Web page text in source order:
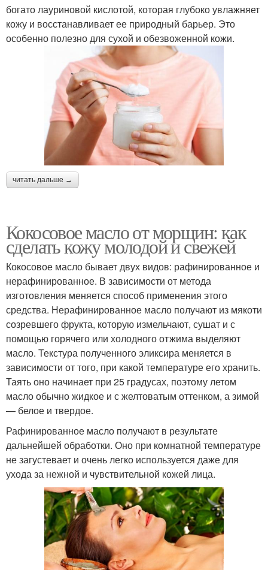
богато лауриновой кислотой, которая глубоко увлажняет
кожу и восстанавливает ее природный барьер. Это
особенно полезно для сухой и обезвоженной кожи.
читать дальше →
Кокосовое масло от морщин: как
сделать кожу молодой и свежей
Кокосовое масло бывает двух видов: рафинированное и
нерафинированное. В зависимости от метода
изготовления меняется способ применения этого
средства. Нерафинированное масло получают из мякоти
созревшего фрукта, которую измельчают, сушат и с
помощью горячего или холодного отжима выделяют
масло. Текстура полученного эликсира меняется в
зависимости от того, при какой температуре его хранить.
Таять оно начинает при 25 градусах, поэтому летом
масло обычно жидкое и с желтоватым оттенком, а зимой
— белое и твердое.
Рафинированное масло получают в результате
дальнейшей обработки. Оно при комнатной температуре
не загустевает и очень легко используется даже для
ухода за нежной и чувствительной кожей лица.